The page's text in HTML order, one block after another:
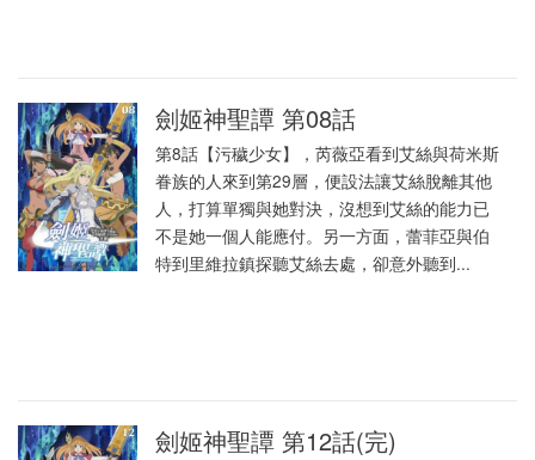
劍姬神聖譚 第08話
第8話【污穢少女】，芮薇亞看到艾絲與荷米斯
眷族的人來到第29層，便設法讓艾絲脫離其他
人，打算單獨與她對決，沒想到艾絲的能力已
不是她一個人能應付。另一方面，蕾菲亞與伯
特到里維拉鎮探聽艾絲去處，卻意外聽到...
劍姬神聖譚 第12話(完)